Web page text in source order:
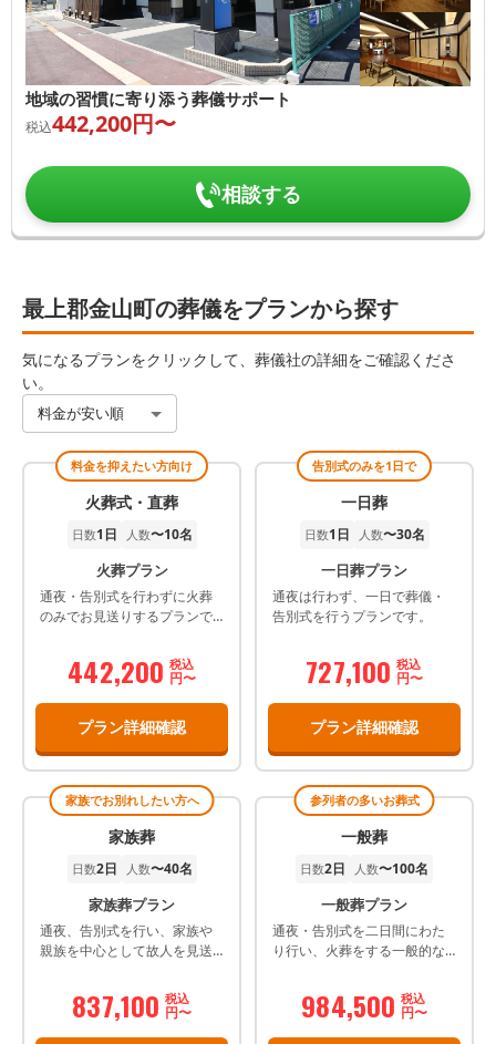
地域の習慣に寄り添う葬儀サポート
税込442,200円〜
相談する
最上郡金山町の葬儀をプランから探す
気になるプランをクリックして、葬儀社の詳細をご確認くださ
い。
料金が安い順
料金を抑えたい方向け
火葬式・直葬
日数1日 人数〜10名
火葬プラン
通夜・告別式を行わずに火葬
のみでお見送りするプランで
442,200 税込
円〜
プラン詳細確認
告別式のみを1日で
一日葬
日数1日 人数〜30名
一日葬プラン
通夜は行わず、一日で葬儀・
告別式を行うプランです。
727,100 税込
円〜
プラン詳細確認
家族でお別れしたい方へ
家族葬
日数2日 人数〜40名
家族葬プラン
通夜、告別式を行い、家族や
親族を中心として故人を見送
837,100 税込
円〜
参列者の多いお葬式
一般葬
日数2日 人数〜100名
一般葬プラン
通夜・告別式を二日間にわた
り行い、火葬をする一般的な
984,500 税込
円〜